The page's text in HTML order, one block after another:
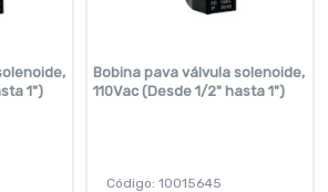
1")
Bobina pava válvula solenoide,
110Vac (Desde 1/2" hasta 1")
Código: 10015645